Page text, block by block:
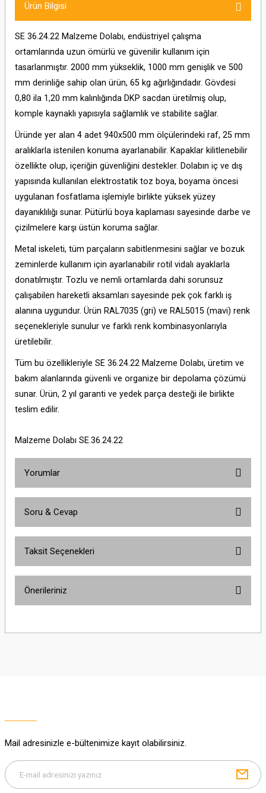
Ürün Bilgisi
SE 36.24.22 Malzeme Dolabı, endüstriyel çalışma
ortamlarında uzun ömürlü ve güvenilir kullanım için
tasarlanmıştır. 2000 mm yükseklik, 1000 mm genişlik ve 500
mm derinliğe sahip olan ürün, 65 kg ağırlığındadır. Gövdesi
0,80 ila 1,20 mm kalınlığında DKP sacdan üretilmiş olup,
komple kaynaklı yapısıyla sağlamlık ve stabilite sağlar.
Üründe yer alan 4 adet 940x500 mm ölçülerindeki raf, 25 mm
aralıklarla istenilen konuma ayarlanabilir. Kapaklar kilitlenebilir
özellikte olup, içeriğin güvenliğini destekler. Dolabın iç ve dış
yapısında kullanılan elektrostatik toz boya, boyama öncesi
uygulanan fosfatlama işlemiyle birlikte yüksek yüzey
dayanıklılığı sunar. Pütürlü boya kaplaması sayesinde darbe ve
çizilmelere karşı üstün koruma sağlar.
Metal iskeleti, tüm parçaların sabitlenmesini sağlar ve bozuk
zeminlerde kullanım için ayarlanabilir rotil vidalı ayaklarla
donatılmıştır. Tozlu ve nemli ortamlarda dahi sorunsuz
çalışabilen hareketli aksamları sayesinde pek çok farklı iş
alanına uygundur. Ürün RAL7035 (gri) ve RAL5015 (mavi) renk
seçenekleriyle sunulur ve farklı renk kombinasyonlarıyla
üretilebilir.
Tüm bu özellikleriyle SE 36.24.22 Malzeme Dolabı, üretim ve
bakım alanlarında güvenli ve organize bir depolama çözümü
sunar. Ürün, 2 yıl garanti ve yedek parça desteği ile birlikte
teslim edilir.
Malzeme Dolabı SE.36.24.22
Yorumlar
Soru & Cevap
Taksit Seçenekleri
Önerileriniz
yetersiz gördüğünüz noktaları öneri formunu kullanarak tarafımıza
Bu ürüne benzer farklı alternatifler olmalı.
Mail adresinizle e-bültenimize kayıt olabilirsiniz.